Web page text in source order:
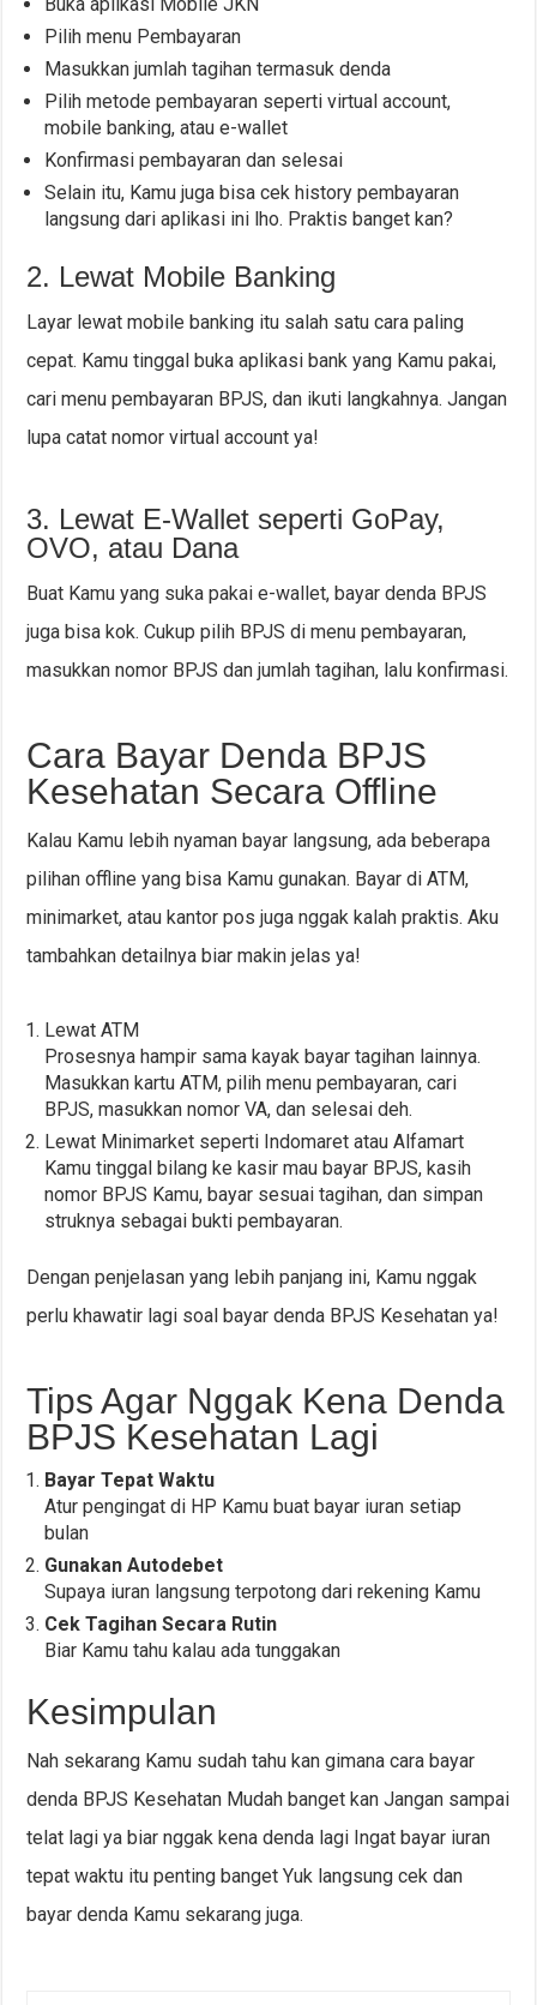
Pilih menu Pembayaran
Masukkan jumlah tagihan termasuk denda
Pilih metode pembayaran seperti virtual account,
mobile banking, atau e-wallet
Konfirmasi pembayaran dan selesai
Selain itu, Kamu juga bisa cek history pembayaran
langsung dari aplikasi ini lho. Praktis banget kan?
2. Lewat Mobile Banking
Layar lewat mobile banking itu salah satu cara paling
cepat. Kamu tinggal buka aplikasi bank yang Kamu pakai,
cari menu pembayaran BPJS, dan ikuti langkahnya. Jangan
lupa catat nomor virtual account ya!
3. Lewat E-Wallet seperti GoPay,
OVO, atau Dana
Buat Kamu yang suka pakai e-wallet, bayar denda BPJS
juga bisa kok. Cukup pilih BPJS di menu pembayaran,
masukkan nomor BPJS dan jumlah tagihan, lalu konfirmasi.
Cara Bayar Denda BPJS
Kesehatan Secara Offline
Kalau Kamu lebih nyaman bayar langsung, ada beberapa
pilihan offline yang bisa Kamu gunakan. Bayar di ATM,
minimarket, atau kantor pos juga nggak kalah praktis. Aku
tambahkan detailnya biar makin jelas ya!
Lewat ATM
Prosesnya hampir sama kayak bayar tagihan lainnya.
Masukkan kartu ATM, pilih menu pembayaran, cari
BPJS, masukkan nomor VA, dan selesai deh.
Lewat Minimarket seperti Indomaret atau Alfamart
Kamu tinggal bilang ke kasir mau bayar BPJS, kasih
nomor BPJS Kamu, bayar sesuai tagihan, dan simpan
struknya sebagai bukti pembayaran.
Dengan penjelasan yang lebih panjang ini, Kamu nggak
perlu khawatir lagi soal bayar denda BPJS Kesehatan ya!
Tips Agar Nggak Kena Denda
BPJS Kesehatan Lagi
Bayar Tepat Waktu
Atur pengingat di HP Kamu buat bayar iuran setiap
bulan
Gunakan Autodebet
Supaya iuran langsung terpotong dari rekening Kamu
Cek Tagihan Secara Rutin
Biar Kamu tahu kalau ada tunggakan
Kesimpulan
Nah sekarang Kamu sudah tahu kan gimana cara bayar
denda BPJS Kesehatan Mudah banget kan Jangan sampai
telat lagi ya biar nggak kena denda lagi Ingat bayar iuran
tepat waktu itu penting banget Yuk langsung cek dan
bayar denda Kamu sekarang juga.